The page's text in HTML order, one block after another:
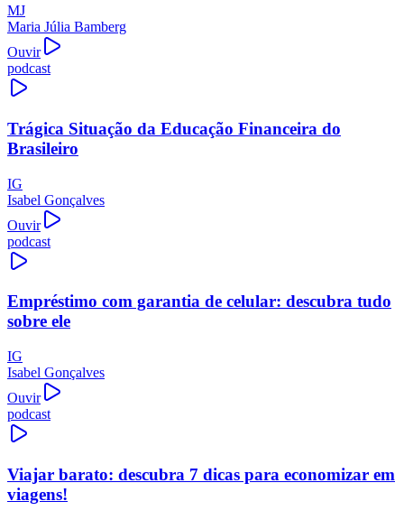
MJ
Maria Júlia Bamberg
Ouvir
podcast
Trágica Situação da Educação Financeira do
Brasileiro
IG
Isabel Gonçalves
Ouvir
podcast
Empréstimo com garantia de celular: descubra tudo
sobre ele
IG
Isabel Gonçalves
Ouvir
podcast
Viajar barato: descubra 7 dicas para economizar em
viagens!